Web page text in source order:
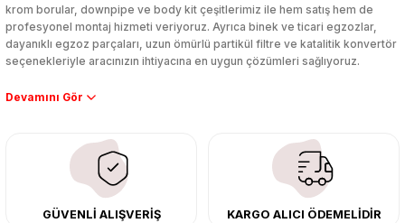
krom borular, downpipe ve body kit çeşitlerimiz ile hem satış hem de
profesyonel montaj hizmeti veriyoruz. Ayrıca binek ve ticari egzozlar,
dayanıklı egzoz parçaları, uzun ömürlü partikül filtre ve katalitik konvertör
seçenekleriyle aracınızın ihtiyacına en uygun çözümleri sağlıyoruz.
Performans artışı isteyen sürücüler için özel performans egzozları ve
çıkma orijinal ürünler ile yenileyebilir, body kit uygulamalarıyla aracınızın
tasarımını ve aerodinamisini üst seviyeye taşıyabilirsiniz.
Tüm ürünlerimiz orijinal, dayanıklı ve uzun ömürlüdür. İstanbul’daki montaj
merkezimizde profesyonel montaj yapıyor, Türkiye’nin her yerine güvenli
GÜVENLİ ALIŞVERİŞ KARGO ALICI ÖDEMELİDİR